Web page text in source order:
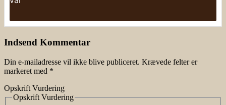
Indsend Kommentar
Din e-mailadresse vil ikke blive publiceret. Krævede felter er
markeret med *
Opskrift Vurdering
Opskrift Vurdering